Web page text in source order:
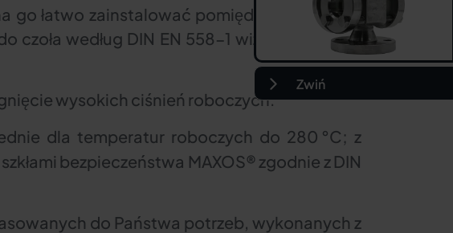
Zwiń
łatwo zainstalować pomiędzy kołnierzami
czoła według DIN EN 558-1 wizjer nadaje się
wysokich ciśnień roboczych.
dla temperatur roboczych do 280 °C; z
bezpieczeństwa MAXOS® zgodnie z DIN
do Państwa potrzeb, wykonanych z